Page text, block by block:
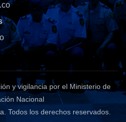
y vigilancia por el Ministerio de
Nacional
. Todos los derechos reservados.